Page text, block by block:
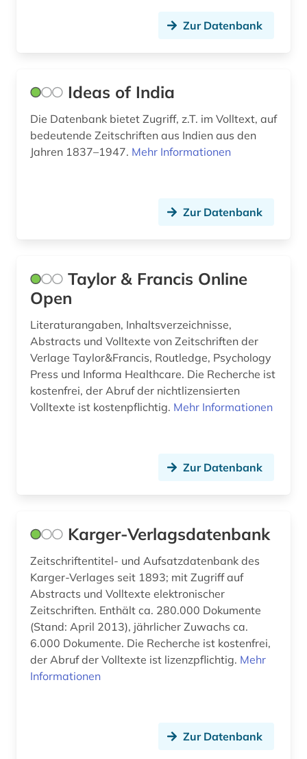
kommentar (2)
kommunikationswissenschaft (1)
konferenzschrift (1)
kunstgeschichte (1)
lateinamerika (2)
lettland (1)
liechtenstein (1)
low countries studies (1)
manuskript (1)
massenmedien (1)
materialwissenschaft (1)
mathematik (3)
Zur Datenbank
Ideas of India
Die Datenbank bietet Zugriff, z.T. im Volltext, auf
bedeutende Zeitschriften aus Indien aus den
Jahren 1837–1947. Mehr Informationen
Zur Datenbank
Taylor & Francis Online
Open
Literaturangaben, Inhaltsverzeichnisse,
Abstracts und Volltexte von Zeitschriften der
Verlage Taylor&Francis, Routledge, Psychology
Press und Informa Healthcare. Die Recherche ist
kostenfrei, der Abruf der nichtlizensierten
Volltexte ist kostenpflichtig. Mehr Informationen
Zur Datenbank
Karger-Verlagsdatenbank
Zeitschriftentitel- und Aufsatzdatenbank des
Karger-Verlages seit 1893; mit Zugriff auf
Abstracts und Volltexte elektronischer
Zeitschriften. Enthält ca. 280.000 Dokumente
(Stand: April 2013), jährlicher Zuwachs ca.
6.000 Dokumente. Die Recherche ist kostenfrei,
der Abruf der Volltexte ist lizenzpflichtig. Mehr
Informationen
Zur Datenbank